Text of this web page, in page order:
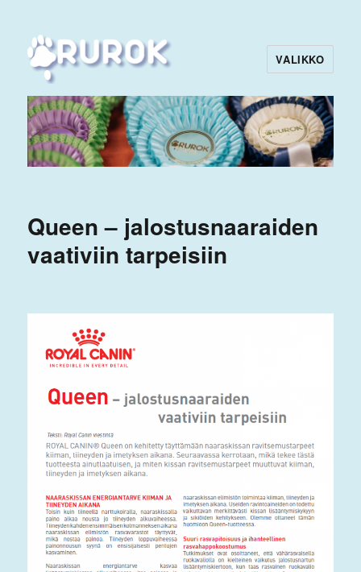
Rurok
VALIKKO
Queen – jalostusnaaraiden
vaativiin tarpeisiin